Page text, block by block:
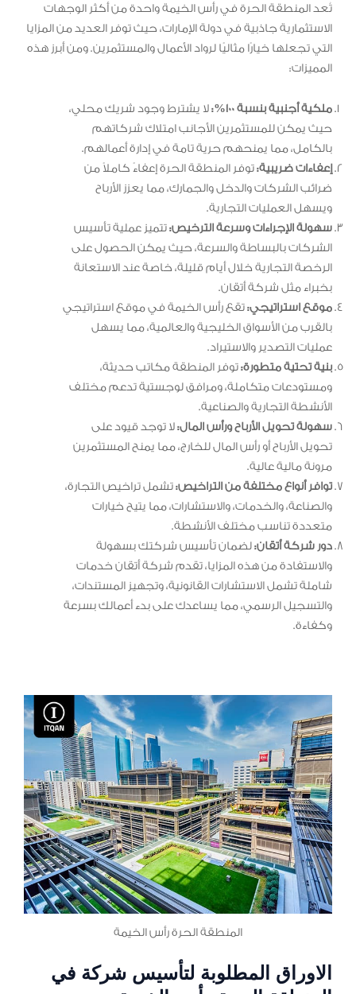
تُعد المنطقة الحرة في رأس الخيمة واحدة من أكثر الوجهات
الاستثمارية جاذبية في دولة الإمارات، حيث توفر العديد من المزايا
التي تجعلها خيارًا مثاليًا لرواد الأعمال والمستثمرين. ومن أبرز هذه
المميزات:
ملكية أجنبية بنسبة 100%:
لا يشترط وجود شريك محلي،
حيث يمكن للمستثمرين الأجانب امتلاك شركاتهم
بالكامل، مما يمنحهم حرية تامة في إدارة أعمالهم.
إعفاءات ضريبية:توفر المنطقة الحرة إعفاءً كاملاً من
ضرائب الشركات والدخل والجمارك، مما يعزز الأرباح
ويسهل العمليات التجارية.
سهولة الإجراءات وسرعة الترخيص:تتميز عملية تأسيس
الشركات بالبساطة والسرعة، حيث يمكن الحصول على
الرخصة التجارية خلال أيام قليلة، خاصة عند الاستعانة
بخبراء مثل شركة أتقان.
موقع استراتيجي:تقع رأس الخيمة في موقع استراتيجي
بالقرب من الأسواق الخليجية والعالمية، مما يسهل
عمليات التصدير والاستيراد.
بنية تحتية متطورة:توفر المنطقة مكاتب حديثة،
ومستودعات متكاملة، ومرافق لوجستية تدعم مختلف
الأنشطة التجارية والصناعية.
سهولة تحويل الأرباح ورأس المال:لا توجد قيود على
تحويل الأرباح أو رأس المال للخارج، مما يمنح المستثمرين
مرونة مالية عالية.
توافر أنواع مختلفة من التراخيص:تشمل تراخيص التجارة،
والصناعة، والخدمات، والاستشارات، مما يتيح خيارات
متعددة تناسب مختلف الأنشطة.
دور شركة أتقان:لضمان تأسيس شركتك بسهولة
والاستفادة من هذه المزايا، تقدم شركة أتقان خدمات
شاملة تشمل الاستشارات القانونية، وتجهيز المستندات،
والتسجيل الرسمي، مما يساعدك على بدء أعمالك بسرعة
وكفاءة.
المنطقة الحرة رأس الخيمة
الاوراق المطلوبة لتأسيس شركة في